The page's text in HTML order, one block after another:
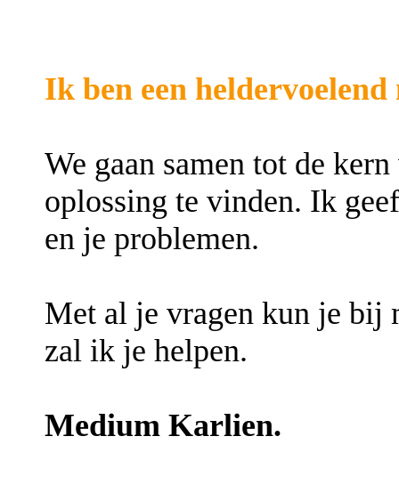
Ik ben een
We gaan samen tot de
oplossing te vinden. Ik
en je problemen.
Met al je vragen kun je bij
zal ik je helpen.
Medium Karlien.